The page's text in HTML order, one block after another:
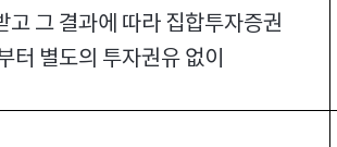
그 결과에 따라 집합투자증권
터 별도의 투자권유 없이